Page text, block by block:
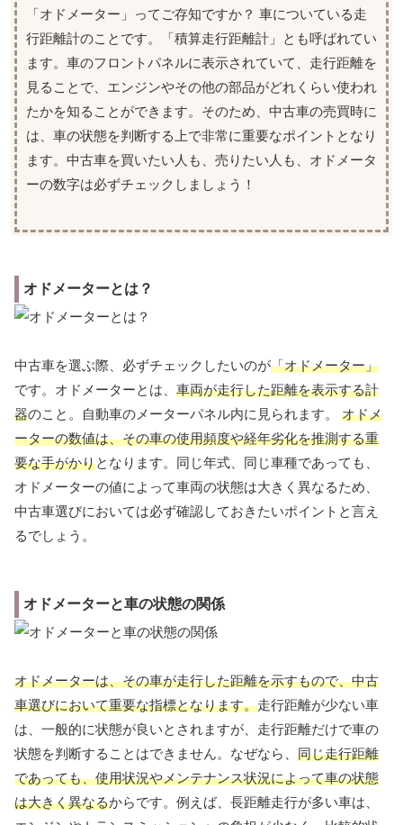
「オドメーター」ってご存知ですか？ 車についている走
行距離計のことです。「積算走行距離計」とも呼ばれてい
ます。車のフロントパネルに表示されていて、走行距離を
見ることで、エンジンやその他の部品がどれくらい使われ
たかを知ることができます。そのため、中古車の売買時に
は、車の状態を判断する上で非常に重要なポイントとなり
ます。中古車を買いたい人も、売りたい人も、オドメータ
ーの数字は必ずチェックしましょう！
オドメーターとは？
中古車を選ぶ際、必ずチェックしたいのが「オドメーター」
です。オドメーターとは、 車両が走行した距離を表示する計
器のこと。自動車のメーターパネル内に見られます。 オドメ
ーターの数値は、その車の使用頻度や経年劣化を推測する重
要な手がかりとなります。同じ年式、同じ車種であっても、
オドメーターの値によって車両の状態は大きく異なるため、
中古車選びにおいては必ず確認しておきたいポイントと言え
るでしょう。
オドメーターと車の状態の関係
オドメーターは、その車が走行した距離を示すもので、中古
車選びにおいて重要な指標となります。走行距離が少ない車
は、一般的に状態が良いとされますが、走行距離だけで車の
状態を判断することはできません。なぜなら、 同じ走行距離
であっても、使用状況やメンテナンス状況によって車の状態
は大きく異なるからです。例えば、長距離走行が多い車は、